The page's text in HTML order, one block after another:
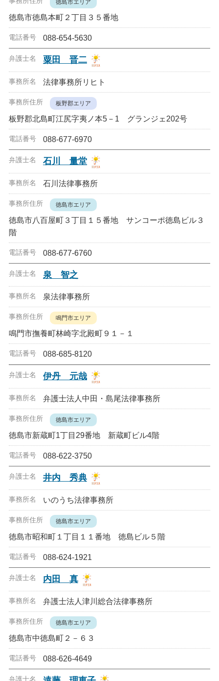
徳島市エリア
徳島市徳島本町２丁目３５番地
088-654-5630
粟田 晋二
法律事務所リヒト
板野郡エリア
板野郡北島町江尻字夷ノ本5－1 グランジェ202号
088-677-6970
石川 量堂
石川法律事務所
徳島市エリア
徳島市八百屋町３丁目１５番地 サンコーポ徳島ビル３
階
088-677-6760
泉 智之
泉法律事務所
鳴門市エリア
鳴門市撫養町林崎字北殿町９１－１
088-685-8120
伊丹 元哉
弁護士法人中田・島尾法律事務所
徳島市エリア
徳島市新蔵町1丁目29番地 新蔵町ビル4階
088-622-3750
井内 秀典
いのうち法律事務所
徳島市エリア
徳島市昭和町１丁目１１番地 徳島ビル５階
088-624-1921
内田 真
弁護士法人津川総合法律事務所
徳島市エリア
徳島市中徳島町２－６３
088-626-4649